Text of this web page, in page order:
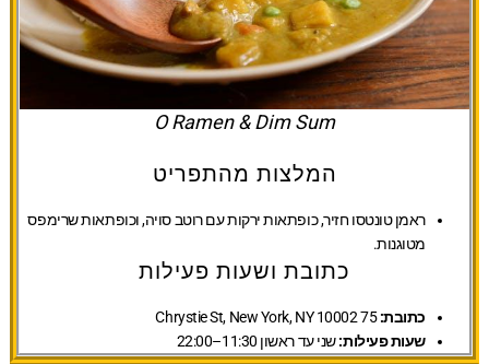
O Ramen & Dim Sum
המלצות מהתפריט
ראמן טונטסו חזיר, כופתאות ירקות עם רוטב סויה, וכופתאות שרימפס
מטוגנות.
כתובת ושעות פעילות
כתובת:75 Chrystie St, New York, NY 10002
שעות פעילות:שני עד ראשון 11:30–22:00